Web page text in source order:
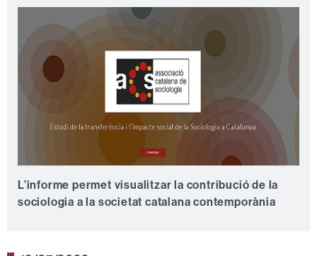
L’informe permet visualitzar la contribució de la
sociologia a la societat catalana contemporània